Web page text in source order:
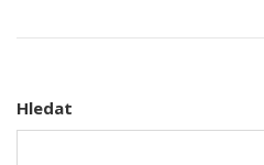
Hledat